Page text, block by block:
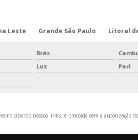
Leste Grande São Paulo Litoral
Brás
Luz Pari
citando nossos links, é proibida sem a autorização